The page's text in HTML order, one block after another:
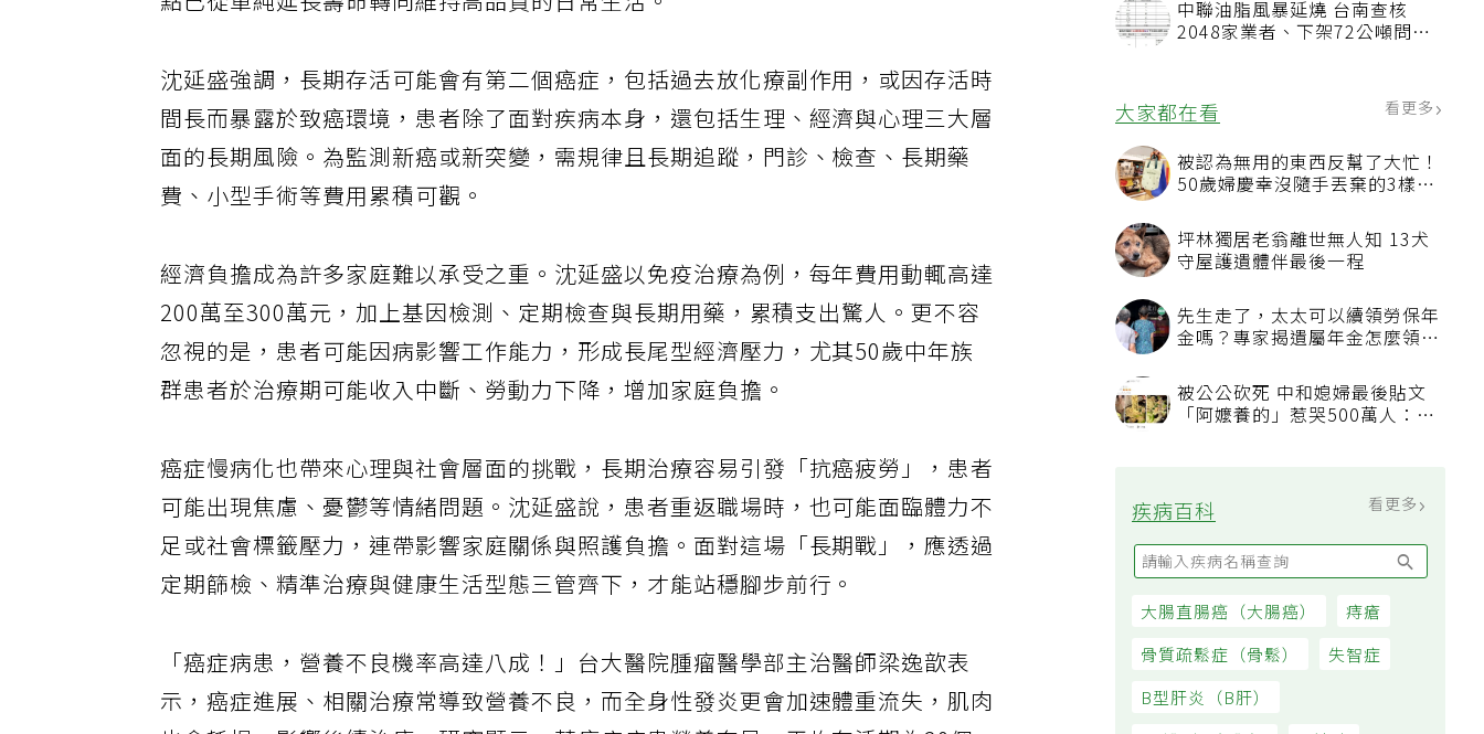
中聯油脂風暴延燒 台南查核
大家都在看
被認為無用的東西反幫了大忙！
50歲婦慶幸沒隨手丟棄的3樣物
坪林獨居老翁離世無人知 13犬
守屋護遺體伴最後一程
先生走了，太太可以續領勞保年
看順位還要看資格
被公公砍死 中和媳婦最後貼文
疾病百科
點已從單純延長壽命轉向維持高品質的日常生活。
沈延盛強調，長期存活可能會有第二個癌症，包括過去放化療副作用，或因存活時
間長而暴露於致癌環境，患者除了面對疾病本身，還包括生理、經濟與心理三大層
面的長期風險。為監測新癌或新突變，需規律且長期追蹤，門診、檢查、長期藥
費、小型手術等費用累積可觀。
經濟負擔成為許多家庭難以承受之重。沈延盛以免疫治療為例，每年費用動輒高達
200萬至300萬元，加上基因檢測、定期檢查與長期用藥，累積支出驚人。更不容
忽視的是，患者可能因病影響工作能力，形成長尾型經濟壓力，尤其50歲中年族
群患者於治療期可能收入中斷、勞動力下降，增加家庭負擔。
癌症慢病化也帶來心理與社會層面的挑戰，長期治療容易引發「抗癌疲勞」，患者
可能出現焦慮、憂鬱等情緒問題。沈延盛說，患者重返職場時，也可能面臨體力不
足或社會標籤壓力，連帶影響家庭關係與照護負擔。面對這場「長期戰」，應透過
定期篩檢、精準治療與健康生活型態三管齊下，才能站穩腳步前行。
「癌症病患，營養不良機率高達八成！」台大醫院腫瘤醫學部主治醫師梁逸歆表
示，癌症進展、相關治療常導致營養不良，而全身性發炎更會加速體重流失，肌肉